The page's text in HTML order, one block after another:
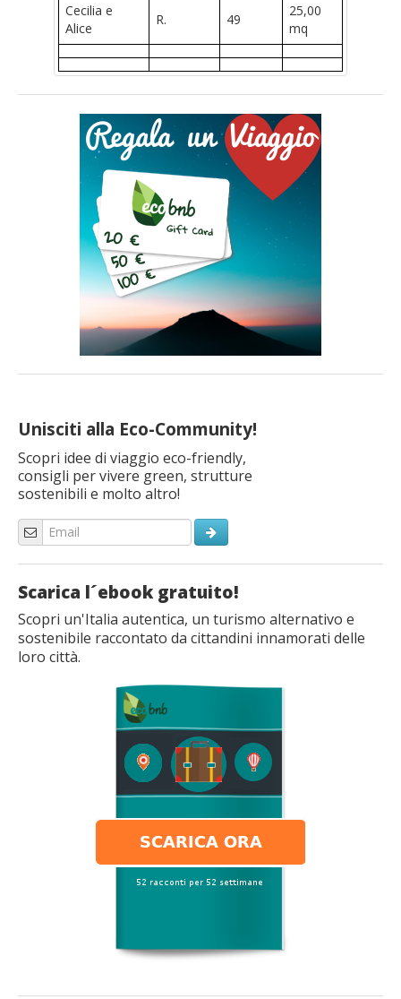
Cecilia e
Alice
R. 49
25,00
mq
Unisciti alla Eco-Community!
Scopri idee di viaggio eco-friendly,
consigli per vivere green, strutture
sostenibili e molto altro!
Scarica l´ebook gratuito!
Scopri un'Italia autentica, un turismo alternativo e
sostenibile raccontato da cittandini innamorati delle
loro città.